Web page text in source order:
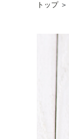
トップ ＞